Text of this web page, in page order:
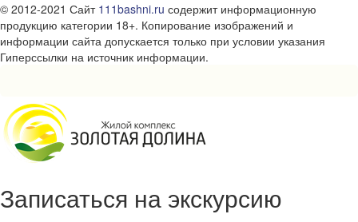
© 2012-2021 Сайт 111bashni.ru содержит информационную
продукцию категории 18+. Копирование изображений и
информации сайта допускается только при условии указания
Гиперссылки на источник информации.
Записаться на экскурсию